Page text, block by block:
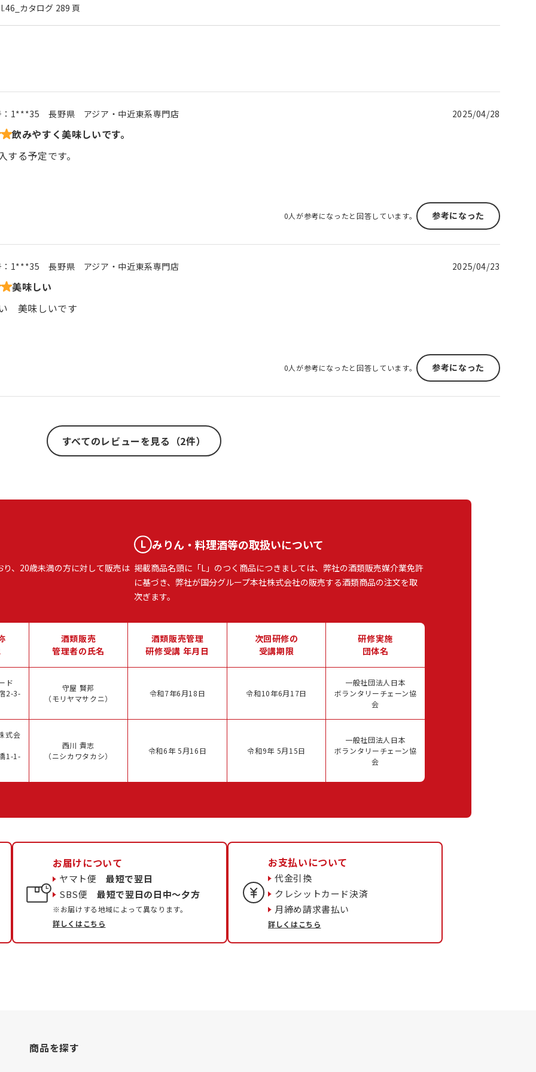
カタログ 289 頁
1***35 長野県 アジア・中近東系専門店 2025/04/28
飲みやすく美味しいです。
する予定です。
0人が参考になったと回答しています。 参考になった
1***35 長野県 アジア・中近東系専門店 2025/04/23
美味しい
美味しいです
0人が参考になったと回答しています。 参考になった
すべてのレビューを見る（2件）
、20歳未満の方に対して販売は
みりん・料理酒等の取扱いについて
掲載商品名頭に「L」のつく商品につきましては、弊社の酒類販売媒介業免許
に基づき、弊社が国分グループ本社株式会社の販売する酒類商品の注文を取
次ぎます。
酒類販売
管理者の氏名
酒類販売管理
研修受講 年月日
次回研修の
受講期限
研修実施
団体名
ド
2-3-
守屋 賢邦
（モリヤマサクニ）
令和7年6月18日 令和10年6月17日
一般社団法人日本
ボランタリーチェーン協
会
式会
1-1-
西川 貴志
（ニシカワタカシ）
令和6年 5月16日 令和9年 5月15日
一般社団法人日本
ボランタリーチェーン協
会
お届けについて
ヤマト便最短で翌日
SBS便最短で翌日の日中〜夕方
※お届けする地域によって異なります。
詳しくはこちら
お支払いについて
代金引換
クレシットカード決済
月締め請求書払い
詳しくはこちら
商品を探す